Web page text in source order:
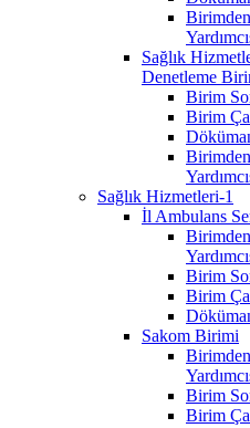
Sağlık
Denetleme
Birim
Birim
Sağlık Hizmetleri-1
İl Ambulans
Birim
Birim
Sakom Birimi
Birim
Birim